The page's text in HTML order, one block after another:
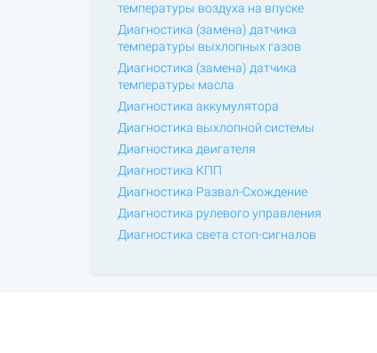
температуры воздуха на впуске
Диагностика (замена) датчика
температуры выхлопных газов
Диагностика (замена) датчика
температуры масла
Диагностика аккумулятора
Диагностика выхлопной системы
Диагностика двигателя
Диагностика КПП
Диагностика Развал-Схождение
Диагностика рулевого управления
Диагностика света стоп-сигналов